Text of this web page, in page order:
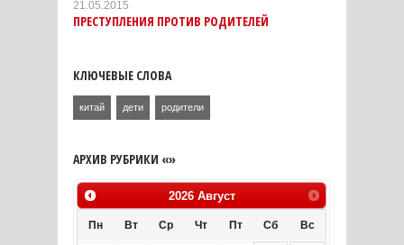
21.05.2015
ПРЕСТУПЛЕНИЯ ПРОТИВ РОДИТЕЛЕЙ
КЛЮЧЕВЫЕ СЛОВА
китай дети родители
АРХИВ РУБРИКИ «»
2026 Август
Пн Вт Ср Чт Пт Сб Вс